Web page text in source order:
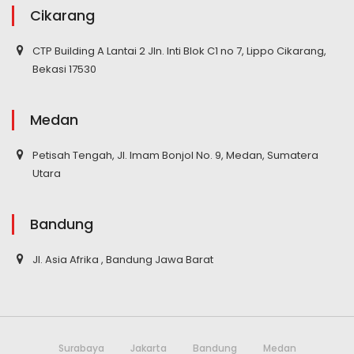
Cikarang
CTP Building A Lantai 2 Jln. Inti Blok C1 no 7, Lippo Cikarang,
Bekasi 17530
Medan
Petisah Tengah, Jl. Imam Bonjol No. 9, Medan, Sumatera
Utara
Bandung
Jl. Asia Afrika , Bandung Jawa Barat
Surabaya Jakarta Bandung Medan